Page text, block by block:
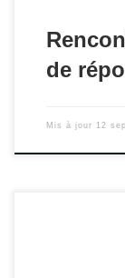
de
Mis à jour 12